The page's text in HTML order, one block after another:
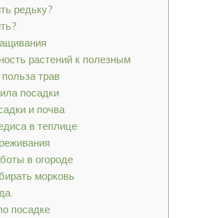
редьку?
растений к полезным
трав
посадки
и почва
в теплице
в огороде
морковь
посадке